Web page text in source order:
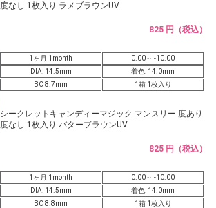
度なし 1枚入り ラメブラウンUV
825 円（税込）
1ヶ月 1month
0.00～ -10.00
DIA: 14.5mm
着色: 14.0mm
BC 8.7mm
1箱 1枚入り
シークレットキャンディーマジック マンスリー 度あり
度なし 1枚入り バターブラウンUV
825 円（税込）
1ヶ月 1month
0.00～ -10.00
DIA: 14.5mm
着色: 14.0mm
BC 8.8mm
1箱 1枚入り